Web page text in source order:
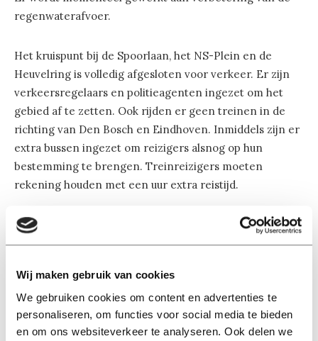
Wij maken gebruik van cookies
We gebruiken cookies om content en advertenties te
personaliseren, om functies voor social media te bieden
en om ons websiteverkeer te analyseren. Ook delen we
regenwaterafvoer.
Het kruispunt bij de Spoorlaan, het NS-Plein en de
Heuvelring is volledig afgesloten voor verkeer. Er zijn
verkeersregelaars en politieagenten ingezet om het
gebied af te zetten. Ook rijden er geen treinen in de
richting van Den Bosch en Eindhoven. Inmiddels zijn er
extra bussen ingezet om reizigers alsnog op hun
bestemming te brengen. Treinreizigers moeten
rekening houden met een uur extra reistijd.
Lees ook